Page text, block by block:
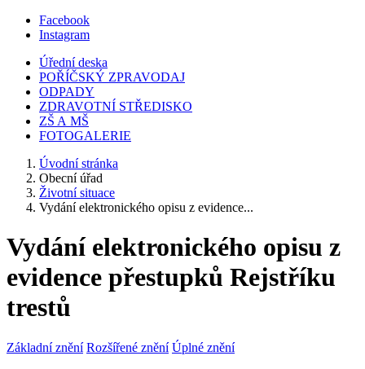
Facebook
Instagram
Úřední deska
POŘÍČSKÝ ZPRAVODAJ
ODPADY
ZDRAVOTNÍ STŘEDISKO
ZŠ A MŠ
FOTOGALERIE
Úvodní stránka
Obecní úřad
Životní situace
Vydání elektronického opisu z evidence...
Vydání elektronického opisu z
evidence přestupků Rejstříku
trestů
Základní znění Rozšířené znění Úplné znění